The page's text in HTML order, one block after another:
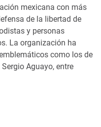
mexicana con más
de la libertad de
y personas
La organización ha
como los de
Aguayo, entre